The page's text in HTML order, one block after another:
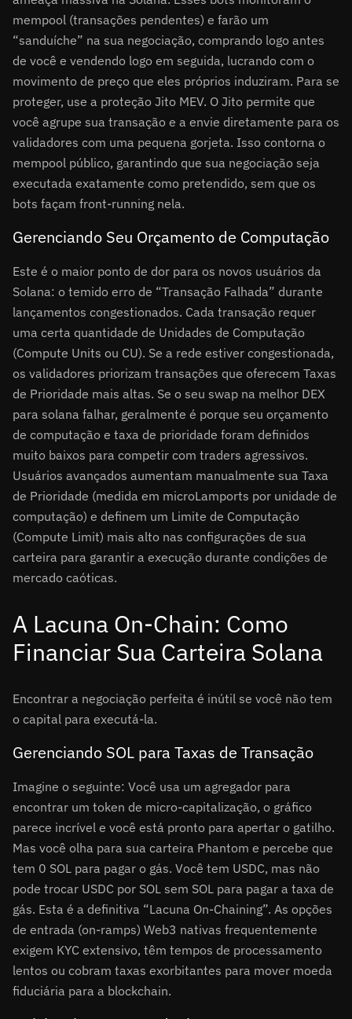
mempool (transações pendentes) e farão um
“sanduíche” na sua negociação, comprando logo antes
de você e vendendo logo em seguida, lucrando com o
movimento de preço que eles próprios induziram. Para se
proteger, use a proteção Jito MEV. O Jito permite que
você agrupe sua transação e a envie diretamente para os
validadores com uma pequena gorjeta. Isso contorna o
mempool público, garantindo que sua negociação seja
executada exatamente como pretendido, sem que os
bots façam front-running nela.
Gerenciando Seu Orçamento de Computação
Este é o maior ponto de dor para os novos usuários da
Solana: o temido erro de “Transação Falhada” durante
lançamentos congestionados. Cada transação requer
uma certa quantidade de Unidades de Computação
(Compute Units ou CU). Se a rede estiver congestionada,
os validadores priorizam transações que oferecem Taxas
de Prioridade mais altas. Se o seu swap na melhor DEX
para solana falhar, geralmente é porque seu orçamento
de computação e taxa de prioridade foram definidos
muito baixos para competir com traders agressivos.
Usuários avançados aumentam manualmente sua Taxa
de Prioridade (medida em microLamports por unidade de
computação) e definem um Limite de Computação
(Compute Limit) mais alto nas configurações de sua
carteira para garantir a execução durante condições de
mercado caóticas.
A Lacuna On-Chain: Como
Financiar Sua Carteira Solana
Encontrar a negociação perfeita é inútil se você não tem
o capital para executá-la.
Gerenciando SOL para Taxas de Transação
Imagine o seguinte: Você usa um agregador para
encontrar um token de micro-capitalização, o gráfico
parece incrível e você está pronto para apertar o gatilho.
Mas você olha para sua carteira Phantom e percebe que
tem 0 SOL para pagar o gás. Você tem USDC, mas não
pode trocar USDC por SOL sem SOL para pagar a taxa de
gás. Esta é a definitiva “Lacuna On-Chaining”. As opções
de entrada (on-ramps) Web3 nativas frequentemente
exigem KYC extensivo, têm tempos de processamento
lentos ou cobram taxas exorbitantes para mover moeda
fiduciária para a blockchain.